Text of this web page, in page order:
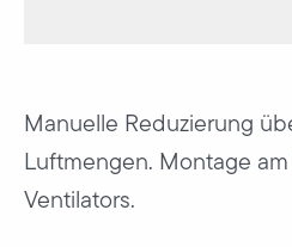
Manuelle Reduzierung
Luftmengen. Montage
Ventilators.